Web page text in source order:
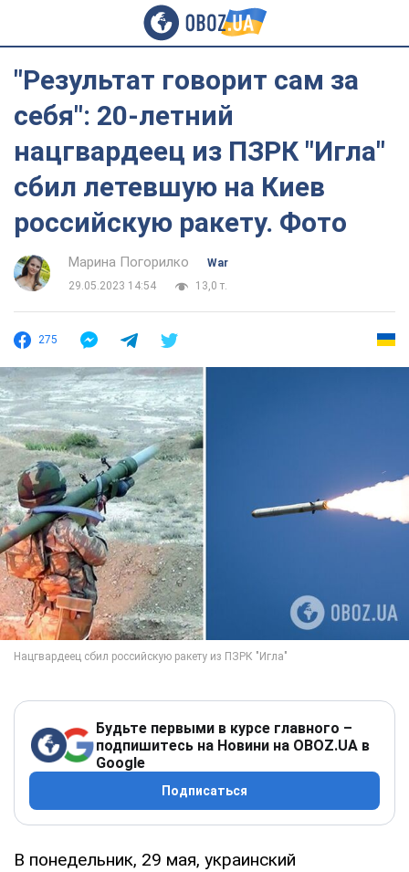
"Результат говорит сам за
себя": 20-летний
нацгвардеец из ПЗРК "Игла"
сбил летевшую на Киев
российскую ракету. Фото
Марина Погорилко
War
29.05.2023 14:54
13,0 т.
275
Будьте первыми в курсе главного –
подпишитесь на Новини на OBOZ.UA в
Google
Подписаться
В понедельник, 29 мая, украинский